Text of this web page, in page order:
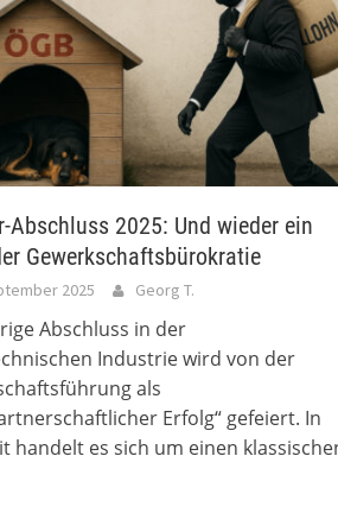
Abschluss 2025: Und wieder ein
Gewerkschaftsbürokratie
2025 Georg T.
Abschluss in der
Industrie wird von der
als
Erfolg“ gefeiert. In
handelt es sich um einen